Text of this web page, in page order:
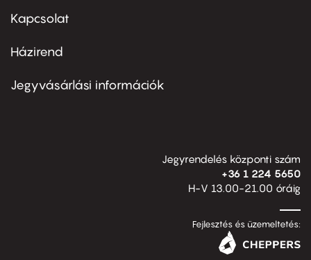
firstKapcsolat
Footer
second
Házirend
Jegyvásárlási információk
Jegyrendelés központi szám
+36 1 224 5650
H-V 13.00-21.00 óráig
Fejlesztés és üzemeltetés: